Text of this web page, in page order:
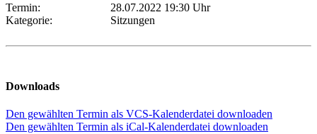
Termin:
28.07.2022 19:30 Uhr
Kategorie:
Sitzungen
Downloads
Den gewählten Termin als VCS-Kalenderdatei downloaden
Den gewählten Termin als iCal-Kalenderdatei downloaden